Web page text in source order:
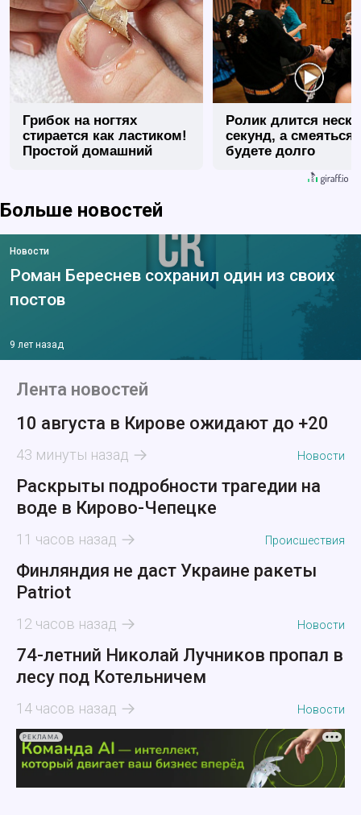
Грибок на ногтях
стирается как ластиком!
Простой домашний
Ролик длится
секунд, а смеяться
будете долго
Больше новостей
Новости
Роман Береснев сохранил один из своих
постов
9 лет назад
Лента новостей
10 августа в Кирове ожидают до +20
43 минуты назад Новости
Раскрыты подробности трагедии на
воде в Кирово-Чепецке
11 часов назад Происшествия
Финляндия не даст Украине ракеты
Patriot
12 часов назад Новости
74-летний Николай Лучников пропал в
лесу под Котельничем
14 часов назад Новости
РЕКЛАМА